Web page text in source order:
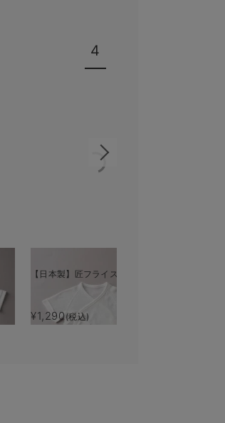
4
【日本製】匠フライス短肌着
¥1,290(税込)